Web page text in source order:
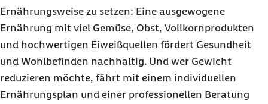
Ernährungsweise zu setzen: Eine ausgewogene
Ernährung mit viel Gemüse, Obst, Vollkornprodukten
und hochwertigen Eiweißquellen fördert Gesundheit
und Wohlbefinden nachhaltig. Und wer Gewicht
reduzieren möchte, fährt mit einem individuellen
Ernährungsplan und einer professionellen Beratung